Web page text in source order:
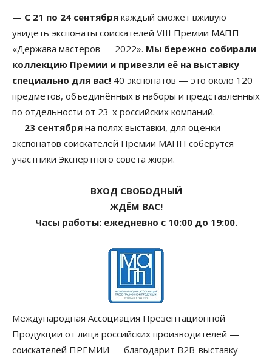
— С 21 по 24 сентября каждый сможет вживую
увидеть экспонаты соискателей VIII Премии МАПП
«Держава мастеров — 2022». Мы бережно собирали
коллекцию Премии и привезли её на выставку
специально для вас! 40 экспонатов — это около 120
предметов, объединённых в наборы и представленных
по отдельности от 23-х российских компаний.
— 23 сентября на полях выставки, для оценки
экспонатов соискателей Премии МАПП соберутся
участники Экспертного совета жюри.
ВХОД СВОБОДНЫЙ
ЖДЁМ ВАС!
Часы работы: ежедневно с 10:00 до 19:00.
Международная Ассоциация Презентационной
Продукции от лица российских производителей —
соискателей ПРЕМИИ — благодарит B2B-выставку